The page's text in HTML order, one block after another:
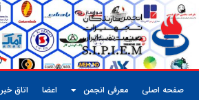
صفحه اصلی معرفی انجمن اعضا اتاق خبر